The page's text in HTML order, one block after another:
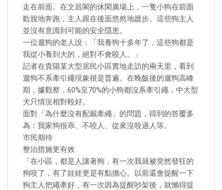
走在前面。在文昌閣的休閑廣場上，一隻小狗在前面
歡脫地奔跑，主人跟在後面悠然地踱步。這些狗主人
並沒有意識到可能的安全隱患。
一位遛狗的老人說：「我養狗十多年了，這些狗都是
我從小養到大的，絕對不會咬人。」
記者在貴陽某大型居民小區實地走訪的兩天里，看到
遛狗不系牽引繩現象很是普遍。在晚飯後的遛狗高峰
期，據觀察，60%至70%的小狗都沒系牽引繩，中大型
犬只情況相對較好。
面對「為什麼沒有配戴牽繩」的問題，得到的答覆多
為：我家狗很乖、不咬人、從來沒咬過人等。
市民期待
整治措施更有效
「在小區，都是人讓著狗，有一次我就被突然發狂的
狗咬了，有了娃娃更是有點擔心。以前還會提醒一下
狗主人把繩牽好，有一次因為提醒吵架後，就懶得提